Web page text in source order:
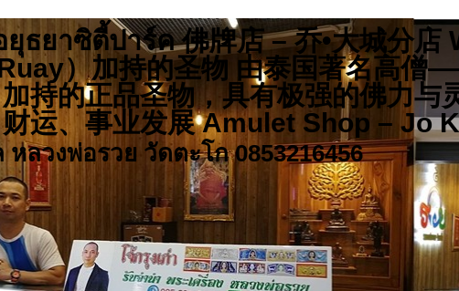
ยุธยาซิตี้ปาร์ค 佛牌店 – 乔•大城分店
）加持的圣物 由泰国著名高僧
持的正品圣物，具有极强的佛力与
财运、事业发展 Amulet Shop – Jo
ลวงพ่อรวย วัดตะโก 0853216456